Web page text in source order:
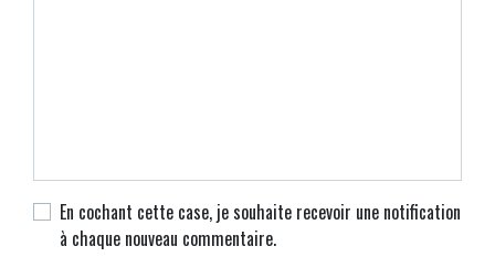
En cochant cette case, je souhaite recevoir une notification
à chaque nouveau commentaire.